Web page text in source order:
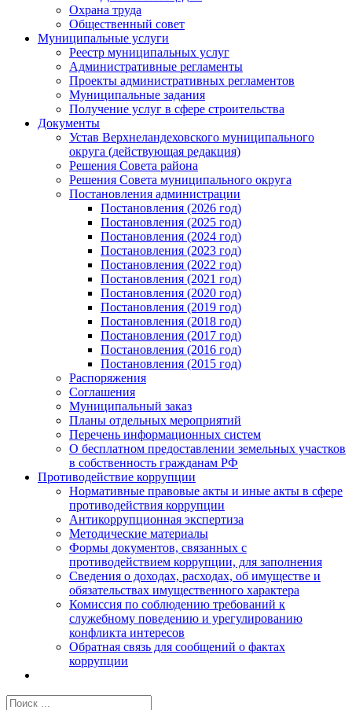
Охрана труда
Общественный совет
Муниципальные услуги
Реестр муниципальных услуг
Административные регламенты
Проекты административных регламентов
Муниципальные задания
Получение услуг в сфере строительства
Документы
Устав Верхнеландеховского муниципального
округа (действующая редакция)
Решения Совета района
Решения Совета муниципального округа
Постановления администрации
Постановления (2026 год)
Постановления (2025 год)
Постановления (2024 год)
Постановления (2023 год)
Постановления (2022 год)
Постановления (2021 год)
Постановления (2020 год)
Постановления (2019 год)
Постановления (2018 год)
Постановления (2017 год)
Постановления (2016 год)
Постановления (2015 год)
Распоряжения
Соглашения
Муниципальный заказ
Планы отдельных мероприятий
Перечень информационных систем
О бесплатном предоставлении земельных участков
в собственность гражданам РФ
Противодействие коррупции
Нормативные правовые акты и иные акты в сфере
противодействия коррупции
Антикоррупционная экспертиза
Методические материалы
Формы документов, связанных с
противодействием коррупции, для заполнения
Сведения о доходах, расходах, об имуществе и
обязательствах имущественного характера
Комиссия по соблюдению требований к
служебному поведению и урегулированию
конфликта интересов
Обратная связь для сообщений о фактах
коррупции
Результат